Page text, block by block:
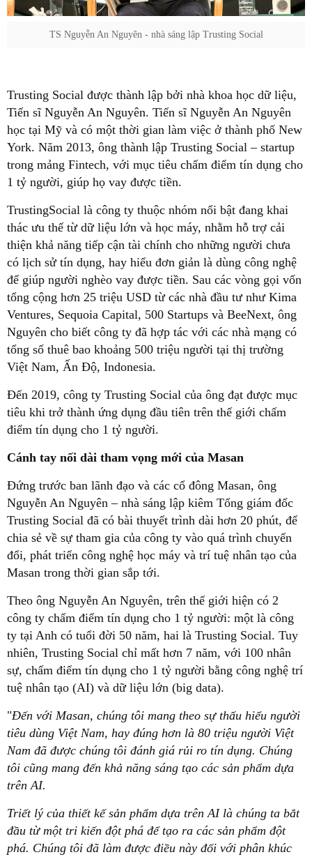
TS Nguyễn An Nguyên - nhà sáng lập Trusting Social
Trusting Social được thành lập bởi nhà khoa học dữ liệu,
Tiến sĩ Nguyễn An Nguyên. Tiến sĩ Nguyễn An Nguyên
học tại Mỹ và có một thời gian làm việc ở thành phố New
York. Năm 2013, ông thành lập Trusting Social – startup
trong mảng Fintech, với mục tiêu chấm điểm tín dụng cho
1 tỷ người, giúp họ vay được tiền.
TrustingSocial là công ty thuộc nhóm nổi bật đang khai
thác ưu thế từ dữ liệu lớn và học máy, nhằm hỗ trợ cải
thiện khả năng tiếp cận tài chính cho những người chưa
có lịch sử tín dụng, hay hiểu đơn giản là dùng công nghệ
để giúp người nghèo vay được tiền. Sau các vòng gọi vốn
tổng cộng hơn 25 triệu USD từ các nhà đầu tư như Kima
Ventures, Sequoia Capital, 500 Startups và BeeNext, ông
Nguyên cho biết công ty đã hợp tác với các nhà mạng có
tổng số thuê bao khoảng 500 triệu người tại thị trường
Việt Nam, Ấn Độ, Indonesia.
Đến 2019, công ty Trusting Social của ông đạt được mục
tiêu khi trở thành ứng dụng đầu tiên trên thế giới chấm
điểm tín dụng cho 1 tỷ người.
Cánh tay nối dài tham vọng mới của Masan
Đứng trước ban lãnh đạo và các cổ đông Masan, ông
Nguyễn An Nguyên – nhà sáng lập kiêm Tổng giám đốc
Trusting Social đã có bài thuyết trình dài hơn 20 phút, để
chia sẻ về sự tham gia của công ty vào quá trình chuyển
đổi, phát triển công nghệ học máy và trí tuệ nhân tạo của
Masan trong thời gian sắp tới.
Theo ông Nguyễn An Nguyên, trên thế giới hiện có 2
công ty chấm điểm tín dụng cho 1 tỷ người: một là công
ty tại Anh có tuổi đời 50 năm, hai là Trusting Social. Tuy
nhiên, Trusting Social chỉ mất hơn 7 năm, với 100 nhân
sự, chấm điểm tín dụng cho 1 tỷ người bằng công nghệ trí
tuệ nhân tạo (AI) và dữ liệu lớn (big data).
"Đến với Masan, chúng tôi mang theo sự thấu hiểu người
tiêu dùng Việt Nam, hay đúng hơn là 80 triệu người Việt
Nam đã được chúng tôi đánh giá rủi ro tín dụng. Chúng
tôi cũng mang đến khả năng sáng tạo các sản phẩm dựa
trên AI.
Triết lý của thiết kế sản phẩm dựa trên AI là chúng ta bắt
đầu từ một tri kiến đột phá để tạo ra các sản phẩm đột
phá. Chúng tôi đã làm được điều này đối với phân khúc